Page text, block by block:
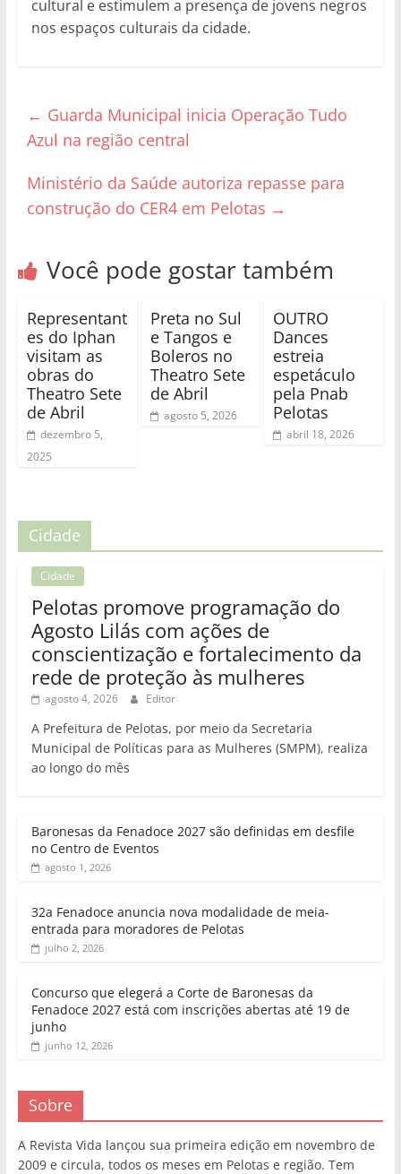
cultural e estimulem a presença de jovens negros
nos espaços culturais da cidade.
← Guarda Municipal inicia Operação Tudo
Azul na região central
Ministério da Saúde autoriza repasse para
construção do CER4 em Pelotas →
Você pode gostar também
Representant
es do Iphan
visitam as
obras do
Theatro Sete
de Abril
dezembro 5,
2025
Preta no Sul
e Tangos e
Boleros no
Theatro Sete
de Abril
agosto 5, 2026
OUTRO
Dances
estreia
espetáculo
pela Pnab
Pelotas
abril 18, 2026
Cidade
Cidade
Pelotas promove programação do
Agosto Lilás com ações de
conscientização e fortalecimento da
rede de proteção às mulheres
agosto 4, 2026 Editor
A Prefeitura de Pelotas, por meio da Secretaria
Municipal de Políticas para as Mulheres (SMPM), realiza
ao longo do mês
Baronesas da Fenadoce 2027 são definidas em desfile
no Centro de Eventos
agosto 1, 2026
32a Fenadoce anuncia nova modalidade de meia-
entrada para moradores de Pelotas
julho 2, 2026
Concurso que elegerá a Corte de Baronesas da
Fenadoce 2027 está com inscrições abertas até 19 de
junho
junho 12, 2026
Sobre
A Revista Vida lançou sua primeira edição em novembro de
2009 e circula, todos os meses em Pelotas e região. Tem